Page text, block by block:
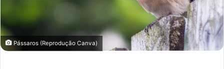
Pássaros (Reprodução Canva)